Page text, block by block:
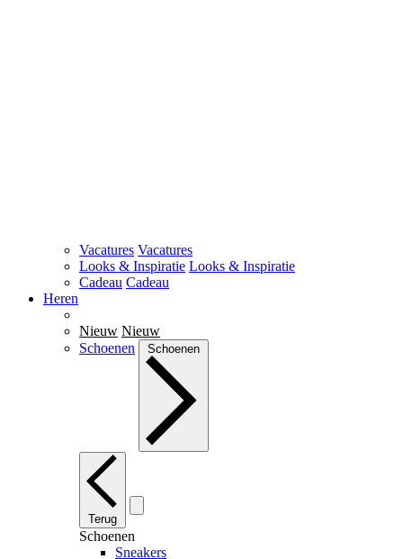
Vacatures Vacatures
Looks & Inspiratie Looks & Inspiratie
Cadeau Cadeau
Heren
Nieuw Nieuw
Schoenen
Schoenen
Terug
Schoenen
Sneakers